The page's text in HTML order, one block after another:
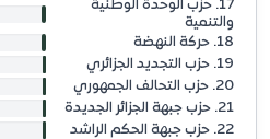
17. حزب الوحدة الوطنية
والتنمية
18. حركة النهضة
19. حزب التجديد الجزائري
20. حزب التحالف الجمهوري
21. حزب جبهة الجزائر الجديدة
22. حزب جبهة الحكم الراشد